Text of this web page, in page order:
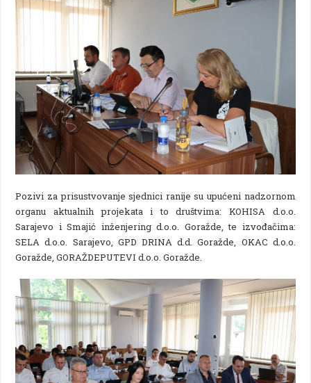
Pozivi za prisustvovanje sjednici ranije su upućeni nadzornom
organu aktualnih projekata i to društvima: KOHISA d.o.o.
Sarajevo i Smajić inženjering d.o.o. Goražde, te izvođačima:
SELA d.o.o. Sarajevo, GPD DRINA d.d. Goražde, OKAC d.o.o.
Goražde, GORAŽDEPUTEVI d.o.o. Goražde.